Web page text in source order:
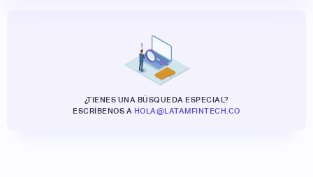
¿TIENES UNA BÚSQUEDA ESPECIAL?
ESCRÍBENOS A HOLA@LATAMFINTECH.CO